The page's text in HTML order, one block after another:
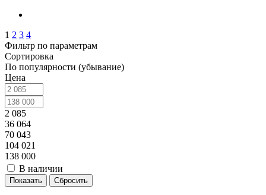
1 2 3 4
Фильтр по параметрам
Сортировка
По популярности (убывание)
Цена
2 085
36 064
70 043
104 021
138 000
В наличии
Сбросить